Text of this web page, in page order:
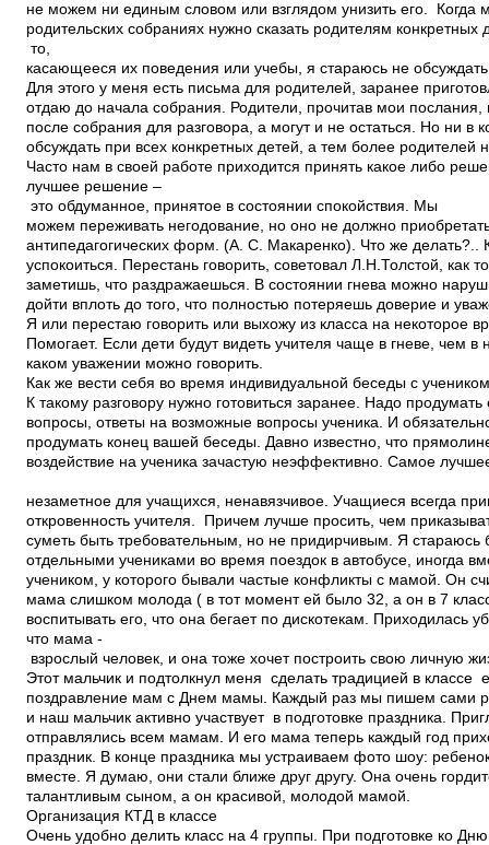
не можем ни единым словом или взглядом унизить его. Когда
родительских собраниях нужно сказать родителям конкретных
то,
касающееся их поведения или учебы, я стараюсь не
Для этого у меня есть письма для родителей, заранее
отдаю до начала собрания. Родители, прочитав мои послания,
после собрания для разговора, а могут и не остаться. Но ни в
обсуждать при всех конкретных детей, а тем более родителей
Часто нам в своей работе приходится принять какое либо
лучшее решение –
это обдуманное, принятое в состоянии спокойствия. Мы
можем переживать негодование, но оно не должно
антипедагогических форм. (А. С. Макаренко). Что же делать?..
успокоиться. Перестань говорить, советовал Л.Н.Толстой, как
заметишь, что раздражаешься. В состоянии гнева можно
дойти вплоть до того, что полностью потеряешь доверие и
Я или перестаю говорить или выхожу из класса на некоторое
Помогает. Если дети будут видеть учителя чаще в гневе, чем в
каком уважении можно говорить.
Как же вести себя во время индивидуальной беседы с
К такому разговору нужно готовиться заранее. Надо
вопросы, ответы на возможные вопросы ученика. И
продумать конец вашей беседы. Давно известно, что
воздействие на ученика зачастую неэффективно. Самое
незаметное для учащихся, ненавязчивое. Учащиеся всегда
откровенность учителя. Причем лучше просить, чем
суметь быть требовательным, но не придирчивым. Я стараюсь
отдельными учениками во время поездок в автобусе, иногда
учеником, у которого бывали частые конфликты с мамой. Он
мама слишком молода ( в тот момент ей было 32, а он в 7
воспитывать его, что она бегает по дискотекам. Приходилась
что мама ­
взрослый человек, и она тоже хочет построить свою личную
Этот мальчик и подтолкнул меня сделать традицией в классе
поздравление мам с Днем мамы. Каждый раз мы пишем сами
и наш мальчик активно участвует в подготовке праздника.
отправлялись всем мамам. И его мама теперь каждый год
праздник. В конце праздника мы устраиваем фото шоу:
вместе. Я думаю, они стали ближе друг другу. Она очень
талантливым сыном, а он красивой, молодой мамой.
Организация КТД в классе
Очень удобно делить класс на 4 группы. При подготовке ко